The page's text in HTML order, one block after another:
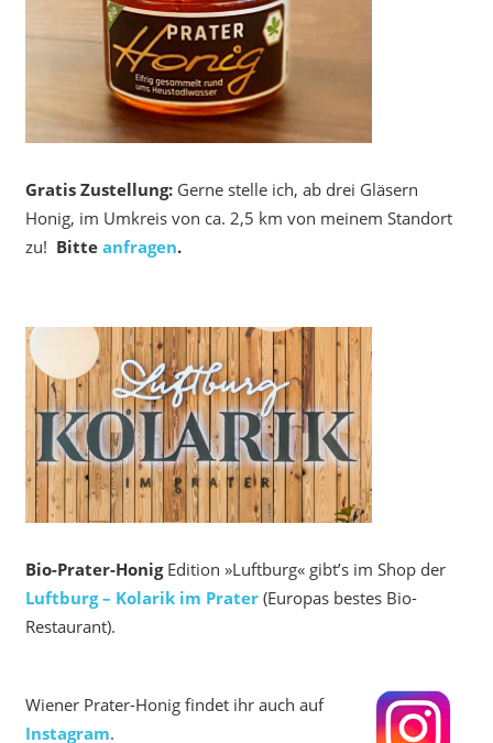
Gratis Zustellung:Gerne stelle ich, ab drei Gläsern
Honig, im Umkreis von ca. 2,5 km von meinem Standort
zu! Bitte anfragen.
Bio-Prater-HonigEdition »Luftburg« gibt’s im Shop der
Luftburg – Kolarik im Prater(Europas bestes Bio-
Restaurant).
Wiener Prater-Honig findet ihr auch auf
Instagram.